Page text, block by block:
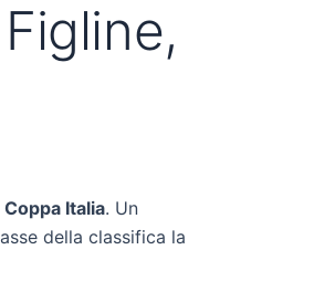
Coppa Italia. Un
della classifica la